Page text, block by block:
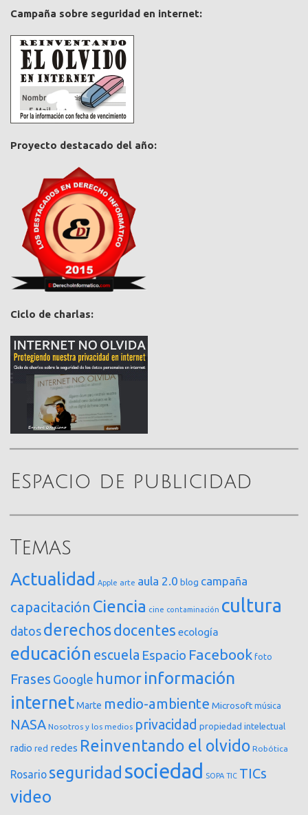
Campaña sobre seguridad en internet:
Proyecto destacado del año:
Ciclo de charlas:
Espacio de publicidad
Temas
Actualidad Apple arte aula 2.0 blog campaña
capacitación Ciencia cine contaminación cultura
datos derechosdocentes ecología
educación escuela Espacio Facebook foto
Frases Google humor información
internetMarte medio-ambiente Microsoft música
NASA Nosotros y los medios privacidad propiedad intelectual
radio red redes Reinventando el olvido Robótica
Rosario seguridad sociedad SOPA TIC TICs
video